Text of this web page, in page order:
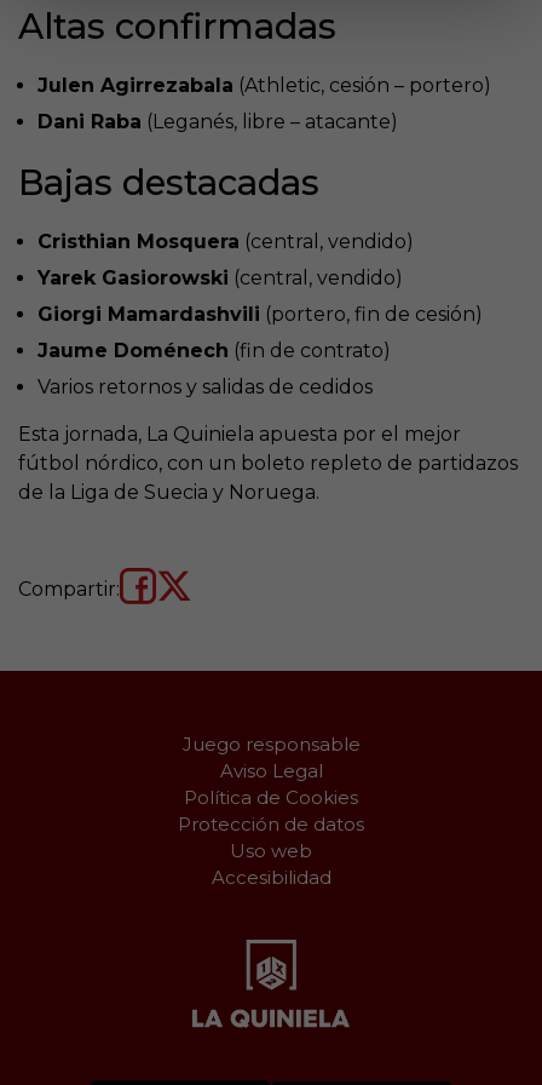
Altas confirmadas
Julen Agirrezabala (Athletic, cesión – portero)
Dani Raba (Leganés, libre – atacante)
Bajas destacadas
Cristhian Mosquera (central, vendido)
Yarek Gasiorowski (central, vendido)
Giorgi Mamardashvili (portero, fin de cesión)
Jaume Doménech (fin de contrato)
Varios retornos y salidas de cedidos
Esta jornada, La Quiniela apuesta por el mejor
fútbol nórdico, con un boleto repleto de partidazos
de la Liga de Suecia y Noruega.
Compartir:
Juego responsable
Aviso Legal
Política de Cookies
Protección de datos
Uso web
Accesibilidad